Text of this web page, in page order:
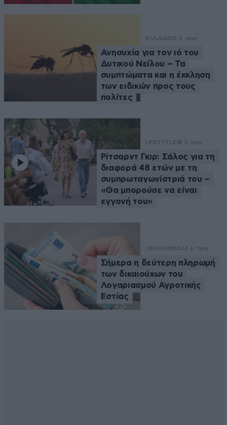
ΕΛΛΑΔΑ 15 λ. πριν
Ανησυχία για τον ιό του
Δυτικού Νείλου – Τα
συμπτώματα και η έκκληση
των ειδικών προς τους
πολίτες
LIFESTYLE 18 λ. πριν
Ρίτσαρντ Γκιρ: Σάλος για τη
διαφορά 48 ετών με τη
συμπρωταγωνίστριά του –
«Θα μπορούσε να είναι
εγγονή του»
ΟΙΚΟΝΟΜΙΑ24 λ. πριν
Σήμερα η δεύτερη πληρωμή
των δικαιούχων του
Λογαριασμού Αγροτικής
Εστίας